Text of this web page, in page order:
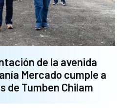
de la avenida
Mercado cumple a
de Tumben Chilam